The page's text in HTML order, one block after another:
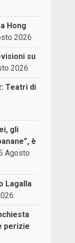
Hong
2026
su
2026
Teatri di
gli
è
Agosto
Lagalla
perizie